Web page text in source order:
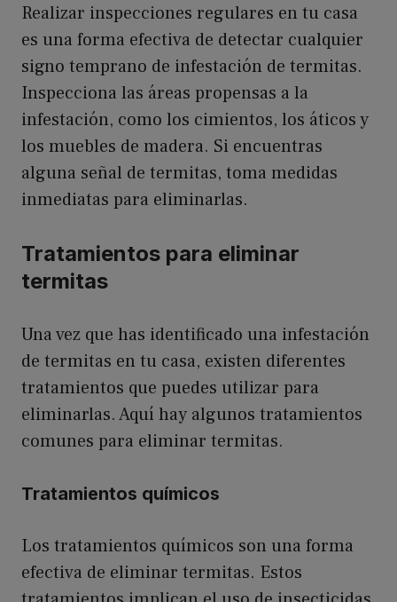
Realizar inspecciones regulares en tu casa
es una forma efectiva de detectar cualquier
signo temprano de infestación de termitas.
Inspecciona las áreas propensas a la
infestación, como los cimientos, los áticos y
los muebles de madera. Si encuentras
alguna señal de termitas, toma medidas
inmediatas para eliminarlas.
Tratamientos para eliminar
termitas
Una vez que has identificado una infestación
de termitas en tu casa, existen diferentes
tratamientos que puedes utilizar para
eliminarlas. Aquí hay algunos tratamientos
comunes para eliminar termitas.
Tratamientos químicos
Los tratamientos químicos son una forma
efectiva de eliminar termitas. Estos